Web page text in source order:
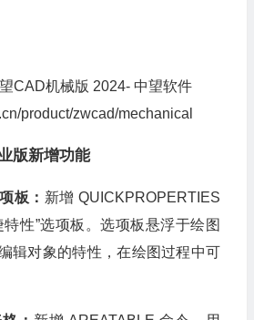
CAD机械版 2024- 中望软件
product/zwcad/mechanical
版新增功能
板： 新增 QUICKPROPERTIES
性”选项板。选项板悬浮于绘图
辑对象的特性，在绘图过程中可